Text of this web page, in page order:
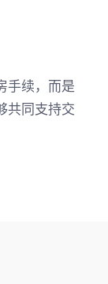
手续，而是
共同支持交